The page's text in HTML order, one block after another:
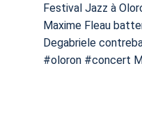
Festival Jazz à
Maxime Fleau
Degabriele
#oloron #concert